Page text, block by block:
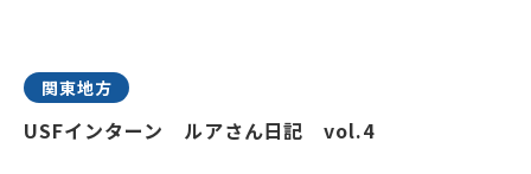
関東地方
USFインターン ルアさん日記 vol.4